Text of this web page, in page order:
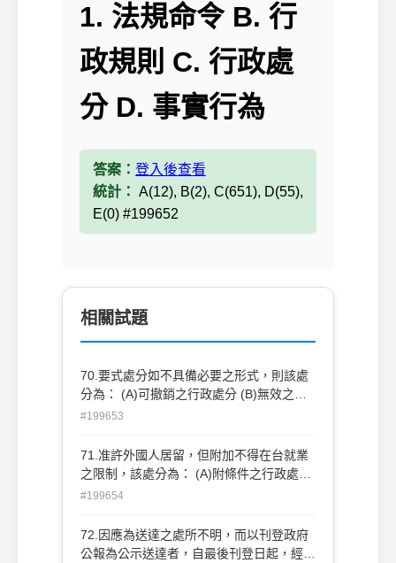
1. 法規命令 B. 行
政規則 C. 行政處
分 D. 事實行為
答案： 登入後查看
統計： A(12), B(2), C(651), D(55),
E(0) #199652
相關試題
70.要式處分如不具備必要之形式，則該處
分為： (A)可撤銷之行政處分 (B)無效之行
政處分 (C)非要式之處分 (D)可轉換為不要
#199653
71.准許外國人居留，但附加不得在台就業
之限制，該處分為： (A)附條件之行政處分
(B)附期限之行政處分 (C)附負擔之行政處
#199654
72.因應為送達之處所不明，而以刊登政府
公報為公示送達者，自最後刊登日起，經幾